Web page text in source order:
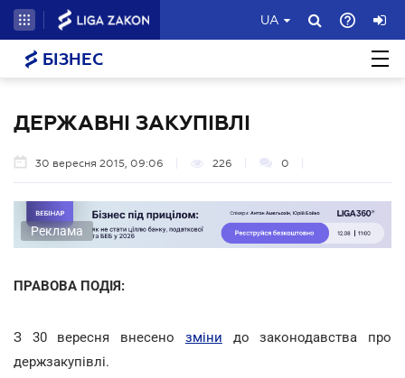
UA
БІЗНЕС
ДЕРЖАВНІ ЗАКУПІВЛІ
30 вересня 2015, 09:06 226 0
Реклама
ПРАВОВА ПОДІЯ:
З 30 вересня внесено зміни до законодавства про
держзакупівлі.